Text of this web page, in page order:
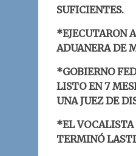
SUFICIENTES.
*EJECUTARON
ADUANERA DE
*GOBIERNO
LISTO EN 7
UNA JUEZ DE
*EL VOCALISTA
TERMINÓ